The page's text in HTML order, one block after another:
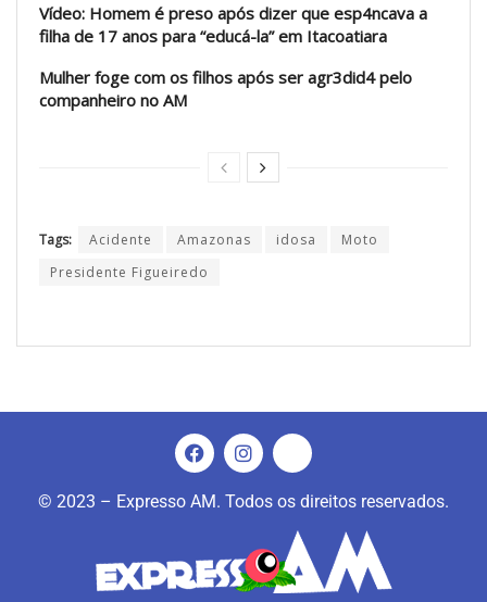
Vídeo: Homem é preso após dizer que esp4ncava a
filha de 17 anos para “educá-la” em Itacoatiara
Mulher foge com os filhos após ser agr3did4 pelo
companheiro no AM
Tags: Acidente Amazonas idosa
Moto
Presidente Figueiredo
© 2023 – Expresso AM. Todos os direitos reservados.